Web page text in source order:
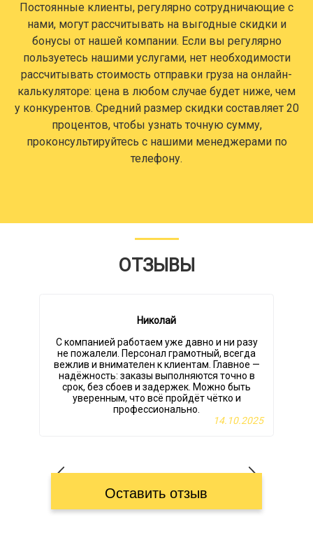
Постоянные клиенты, регулярно сотрудничающие с
нами, могут рассчитывать на выгодные скидки и
бонусы от нашей компании. Если вы регулярно
пользуетесь нашими услугами, нет необходимости
рассчитывать стоимость отправки груза на онлайн-
калькуляторе: цена в любом случае будет ниже, чем
у конкурентов. Средний размер скидки составляет 20
процентов, чтобы узнать точную сумму,
проконсультируйтесь с нашими менеджерами по
телефону.
ОТЗЫВЫ
Николай
С компанией работаем уже давно и ни разу
не пожалели. Персонал грамотный, всегда
вежлив и внимателен к клиентам. Главное —
надёжность: заказы выполняются точно в
срок, без сбоев и задержек. Можно быть
уверенным, что всё пройдёт чётко и
профессионально.
14.10.2025
Оставить отзыв